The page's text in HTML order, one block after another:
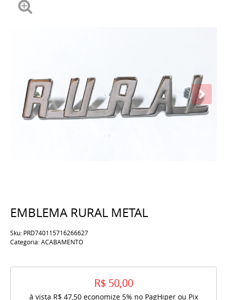
EMBLEMA RURAL METAL
Sku: PRD740115716266627
Categoria:ACABAMENTO
R$ 50,00
à vista R$ 47,50economize 5% no PagHiper ou Pix